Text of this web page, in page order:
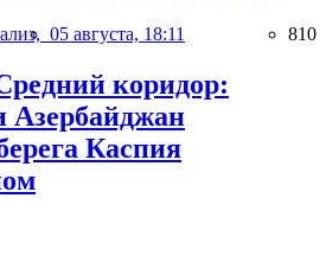
05 августа, 18:11 810
коридор:
Азербайджан
Каспия